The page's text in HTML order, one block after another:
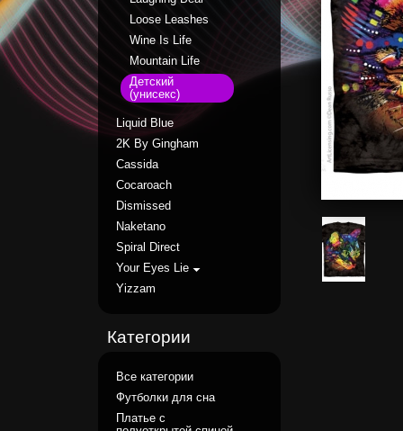
Loose Leashes
Wine Is Life
Mountain Life
Детский
(унисекс)
Liquid Blue
2K By Gingham
Cassida
Cocaroach
Dismissed
Naketano
Spiral Direct
Your Eyes Lie
Yizzam
Категории
Все категории
Футболки для сна
Платье с